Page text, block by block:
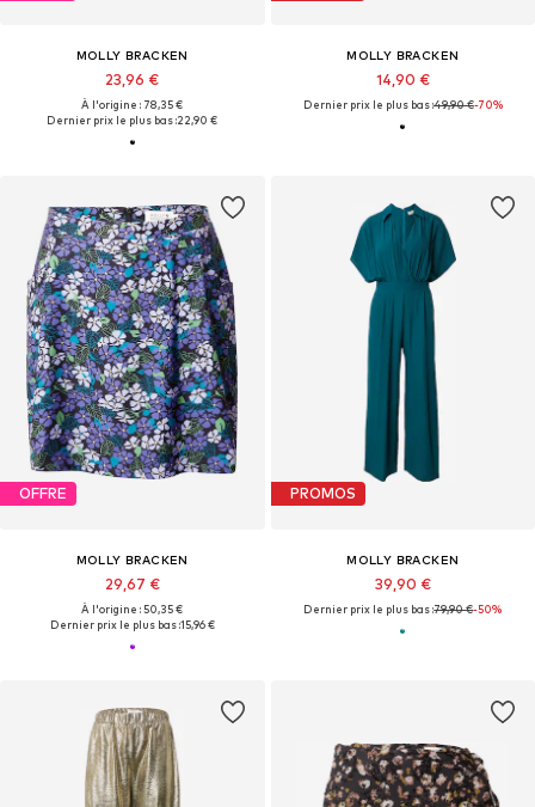
MOLLY BRACKEN
23,96 €
À l'origine : 78,35 €
Dernier prix le plus bas :22,90 €
MOLLY BRACKEN
14,90 €
Dernier prix le plus bas :49,90 €-70%
OFFRE
MOLLY BRACKEN
29,67 €
À l'origine : 50,35 €
Dernier prix le plus bas :15,96 €
PROMOS
MOLLY BRACKEN
39,90 €
Dernier prix le plus bas :79,90 €-50%